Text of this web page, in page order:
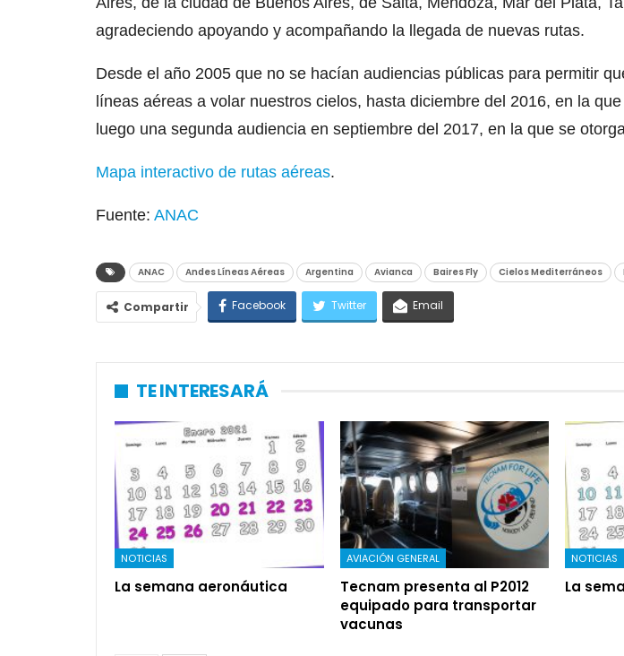
agradeciendo apoyando y acompañando la llegada de nuevas rutas.
Desde el año 2005 que no se hacían audiencias públicas para permitir
líneas aéreas a volar nuestros cielos, hasta diciembre del 2016, en la
luego una segunda audiencia en septiembre del 2017, en la que se
Mapa interactivo de rutas aéreas.
Fuente: ANAC
ANAC Andes Líneas Aéreas Argentina Avianca Baires Fly Cielos Mediterráneos
Compartir Facebook Twitter Email
TE INTERESARÁ
NOTICIAS
La semana aeronáutica
AVIACIÓN GENERAL
Tecnam presenta al P2012
equipado para transportar
vacunas
NOTICIAS
La